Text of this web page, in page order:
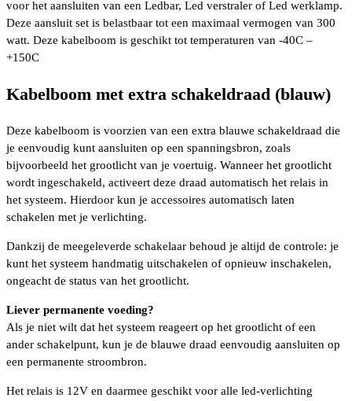
voor het aansluiten van een Ledbar, Led verstraler of Led werklamp.
Deze aansluit set is belastbaar tot een maximaal vermogen van 300
watt. Deze kabelboom is geschikt tot temperaturen van -40C –
+150C
Kabelboom met extra schakeldraad (blauw)
Deze kabelboom is voorzien van een extra blauwe schakeldraad die
je eenvoudig kunt aansluiten op een spanningsbron, zoals
bijvoorbeeld het grootlicht van je voertuig. Wanneer het grootlicht
wordt ingeschakeld, activeert deze draad automatisch het relais in
het systeem. Hierdoor kun je accessoires automatisch laten
schakelen met je verlichting.
Dankzij de meegeleverde schakelaar behoud je altijd de controle: je
kunt het systeem handmatig uitschakelen of opnieuw inschakelen,
ongeacht de status van het grootlicht.
Liever permanente voeding?
Als je niet wilt dat het systeem reageert op het grootlicht of een
ander schakelpunt, kun je de blauwe draad eenvoudig aansluiten op
een permanente stroombron.
Het relais is 12V en daarmee geschikt voor alle led-verlichting